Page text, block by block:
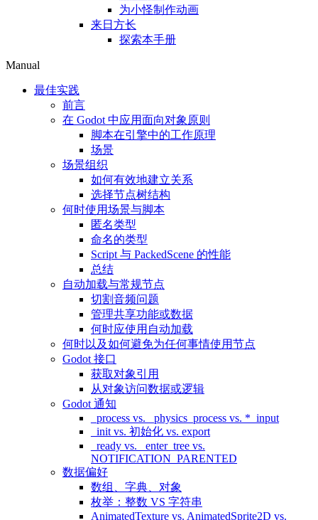
为小怪制作动画
来日方长
探索本手册
Manual
最佳实践
前言
在 Godot 中应用面向对象原则
脚本在引擎中的工作原理
场景
场景组织
如何有效地建立关系
选择节点树结构
何时使用场景与脚本
匿名类型
命名的类型
Script 与 PackedScene 的性能
总结
自动加载与常规节点
切割音频问题
管理共享功能或数据
何时应使用自动加载
何时以及如何避免为任何事情使用节点
Godot 接口
获取对象引用
从对象访问数据或逻辑
Godot 通知
_process vs. _physics_process vs. *_input
_init vs. 初始化 vs. export
_ready vs. _enter_tree vs.
NOTIFICATION_PARENTED
数据偏好
数组、字典、对象
枚举：整数 VS 字符串
AnimatedTexture vs. AnimatedSprite2D vs.